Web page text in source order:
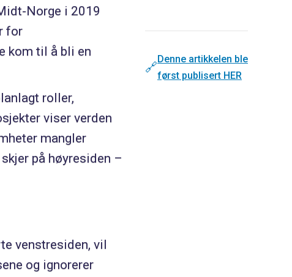
Norge i 2019
for
kom til å bli en
roller,
viser verden
mangler
på høyresiden –
venstresiden, vil
og ignorerer
🔗
Denne artikkelen ble
først publisert HER